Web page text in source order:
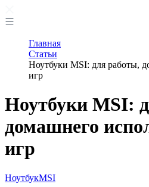
Главная
Статьи
Ноутбуки MSI: для работы,
игр
Ноутбуки MSI:
домашнего
игр
НоутбукMSI